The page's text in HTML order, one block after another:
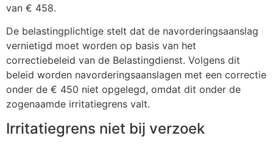
van € 458.
De belastingplichtige stelt dat de navorderingsaanslag
vernietigd moet worden op basis van het
correctiebeleid van de Belastingdienst. Volgens dit
beleid worden navorderingsaanslagen met een correctie
onder de € 450 niet opgelegd, omdat dit onder de
zogenaamde irritatiegrens valt.
Irritatiegrens niet bij verzoek